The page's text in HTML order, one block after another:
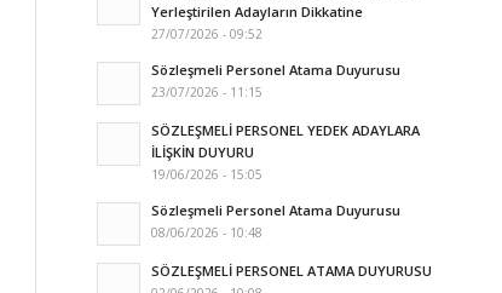
Yerleştirilen Adayların Dikkatine
27/07/2026 - 09:52
Sözleşmeli Personel Atama Duyurusu
23/07/2026 - 11:15
SÖZLEŞMELİ PERSONEL YEDEK ADAYLARA
İLİŞKİN DUYURU
19/06/2026 - 15:05
Sözleşmeli Personel Atama Duyurusu
08/06/2026 - 10:48
SÖZLEŞMELİ PERSONEL ATAMA DUYURUSU